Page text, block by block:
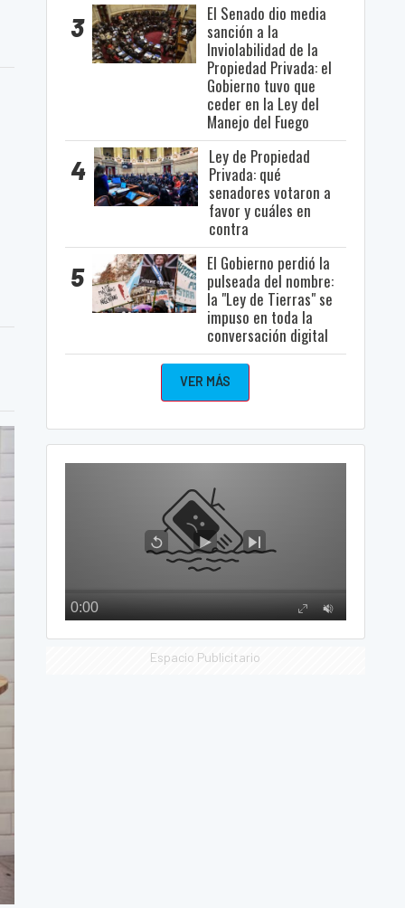
3
El Senado dio media
sanción a la
Inviolabilidad de la
Propiedad Privada: el
Gobierno tuvo que
ceder en la Ley del
Manejo del Fuego
4
Ley de Propiedad
Privada: qué
senadores votaron a
favor y cuáles en
contra
5
El Gobierno perdió la
pulseada del nombre:
la "Ley de Tierras" se
impuso en toda la
conversación digital
VER MÁS
Espacio Publicitario